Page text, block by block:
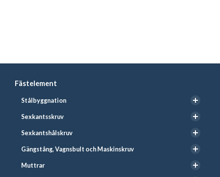
Fästelement
Stålbyggnation
Sexkantsskruv
Sexkantshålskruv
Gängstång, Vagnsbult och Maskinskruv
Muttrar